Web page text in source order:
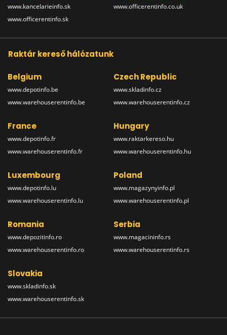
www.kancelarieinfo.sk
www.officerentinfo.sk
www.officerentinfo.co.uk
Raktár kereső hálózatunk
Belgium
www.depotinfo.be
www.warehouserentinfo.be
Czech Republic
www.skladinfo.cz
www.warehouserentinfo.cz
France
www.depotinfo.fr
www.warehouserentinfo.fr
Hungary
www.raktarkereso.hu
www.warehouserentinfo.hu
Luxembourg
www.depotinfo.lu
www.warehouserentinfo.lu
Poland
www.magazynyinfo.pl
www.warehouserentinfo.pl
Romania
www.depozitinfo.ro
www.warehouserentinfo.ro
Serbia
www.magacininfo.rs
www.warehouserentinfo.rs
Slovakia
www.skladinfo.sk
www.warehouserentinfo.sk